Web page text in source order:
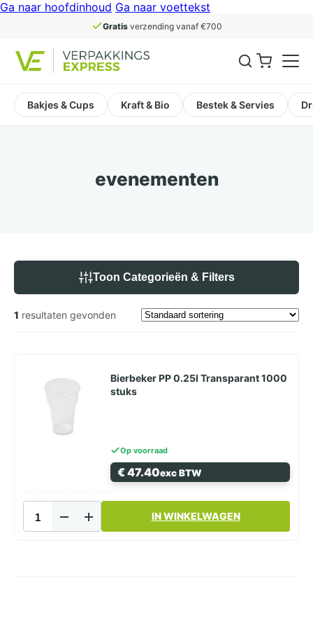
Ga naar hoofdinhoud Ga naar voettekst
Gratisverzending vanaf €700
Bakjes & Cups Kraft & Bio Bestek & Servies
evenementen
Toon Categorieën & Filters
1 resultaten gevonden
Bierbeker PP 0.25l Transparant 1000
stuks
Op voorraad
€47.40exc BTW
PP
0.25l
IN WINKELWAGEN